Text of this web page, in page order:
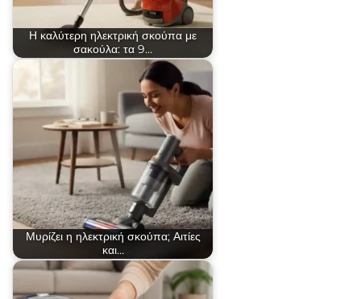
Η καλύτερη ηλεκτρική σκούπα με
σακούλα: τα 9…
Μυρίζει η ηλεκτρική σκούπα; Αιτίες
και…